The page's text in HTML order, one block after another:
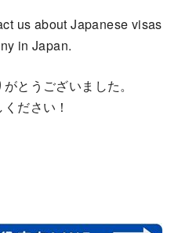
us about Japanese visas
in Japan.
とうございました。
ださい！